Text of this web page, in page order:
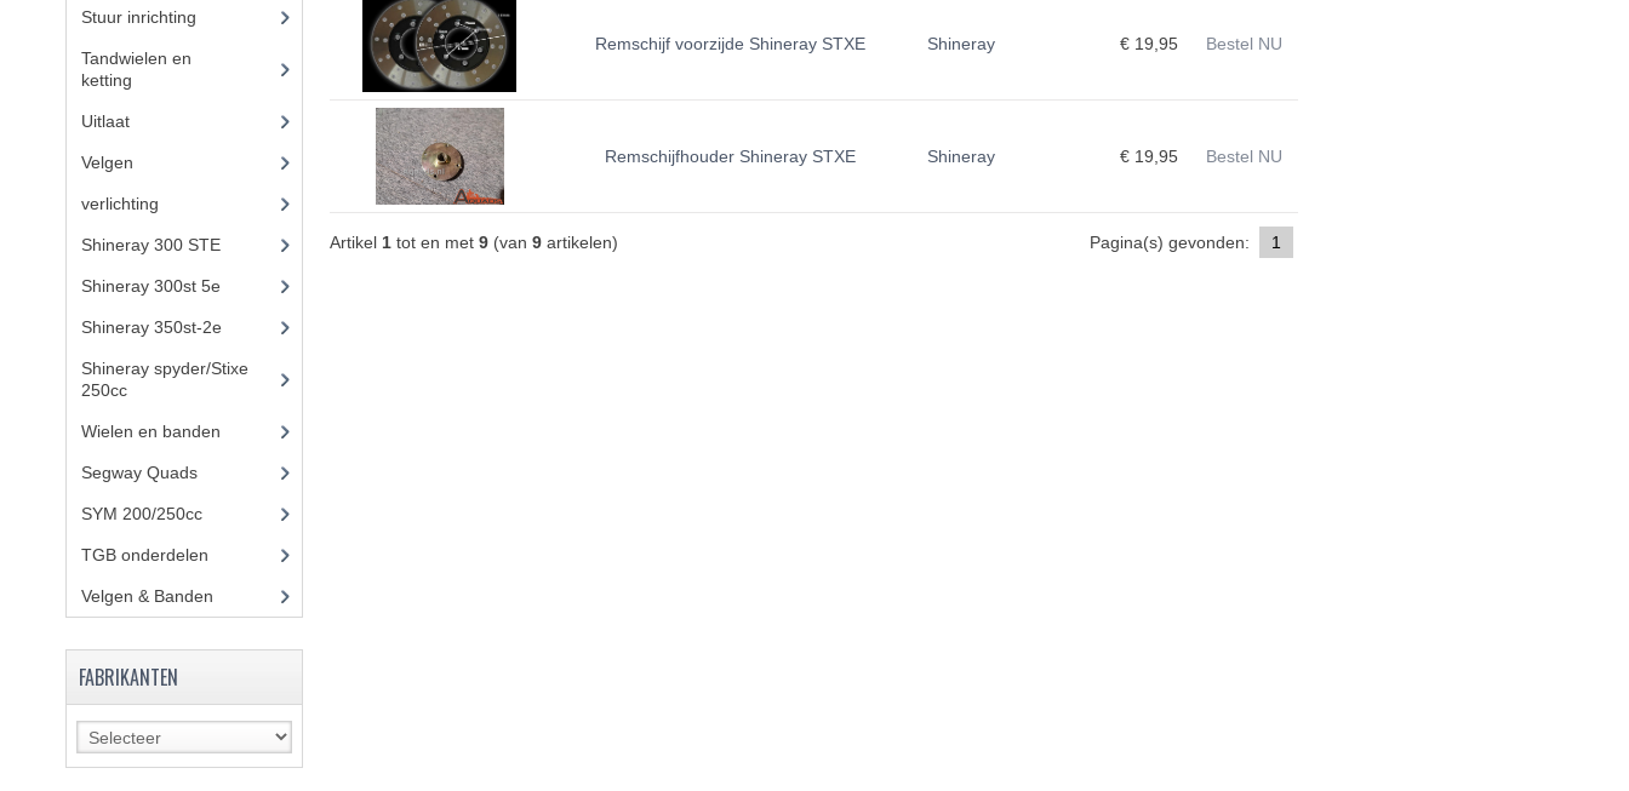
Remschijf voorzijde Shineray STXE Shineray € 19,95 Bestel NU
Remschijfhouder Shineray STXE Shineray € 19,95 Bestel NU
Pagina(s) gevonden: 1
Artikel 1tot en met 9(van 9artikelen)
Stuur inrichting
Tandwielen en
ketting
Uitlaat
Velgen
verlichting
Shineray 300 STE(69)
Shineray 300st 5e
Shineray 350st-2e
Shineray spyder/Stixe
250cc(306)
Wielen en banden
Segway Quads(6)
SYM 200/250cc(15)
TGB onderdelen
Velgen & Banden
FABRIKANTEN